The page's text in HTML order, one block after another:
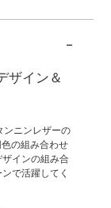
-
ザイン＆
ンニンレザーの
の組み合わせ
インの組み合
で活躍してく